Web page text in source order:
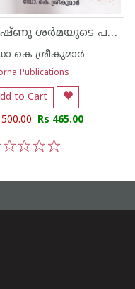
വിഷ്ണു ശര്‍മയുടെ പഞ്ചതന്ത്രം
കെ ശ്രീകുമാര്‍
Publications
to Cart
Rs 465.00